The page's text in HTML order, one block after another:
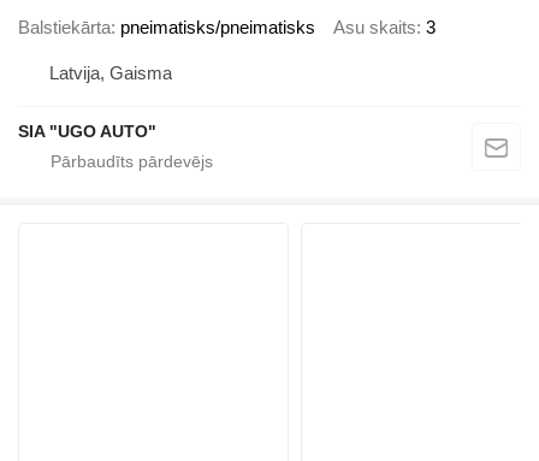
Balstiekārta pneimatisks/pneimatisks Asu skaits 3
Latvija, Gaisma
SIA "UGO AUTO"